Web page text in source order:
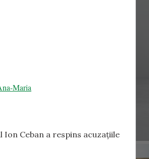
Maria
Ceban a respins acuzațiile